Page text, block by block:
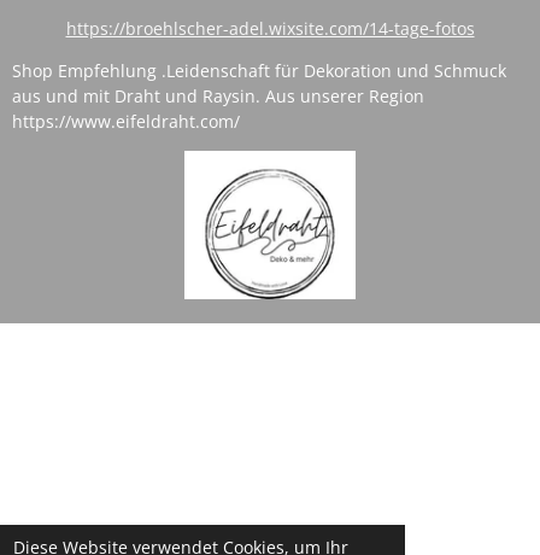
Diese Website verwendet Cookies, um Ihr
https://broehlscher-adel.wixsite.com/14-tage-fotos
Shop Empfehlung .Leidenschaft für Dekoration und Schmuck
aus und mit Draht und Raysin. Aus unserer Region
https://www.eifeldraht.com/